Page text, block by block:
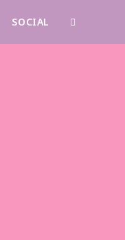
SOCIALContact